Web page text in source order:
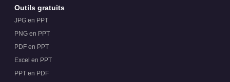
Outils gratuits
JPG en PPT
PNG en PPT
PDF en PPT
Excel en PPT
PPT en PDF